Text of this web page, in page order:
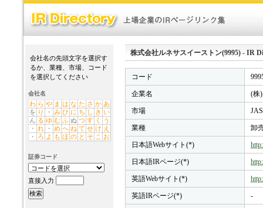
会社名の先頭文字を選択す
るか、業種、市場、コード
を選択してください
会社名
わ ら や ま は な た さ か あ
を り ・ み ひ に ち し き い
ん る ゆ む ふ ぬ つ す く
う
・ れ ・ め へ ね て せ け え
・
ろ よ も ほ の と そ こ お
証券コード
直接入力
株式会社ルネサスイーストン(9995) - IR
コード
企業名 (株
市場
業種 卸
日本語Webサイト(*)
日本語IRページ(*)
英語Webサイト(*)
英語IRページ(*) -